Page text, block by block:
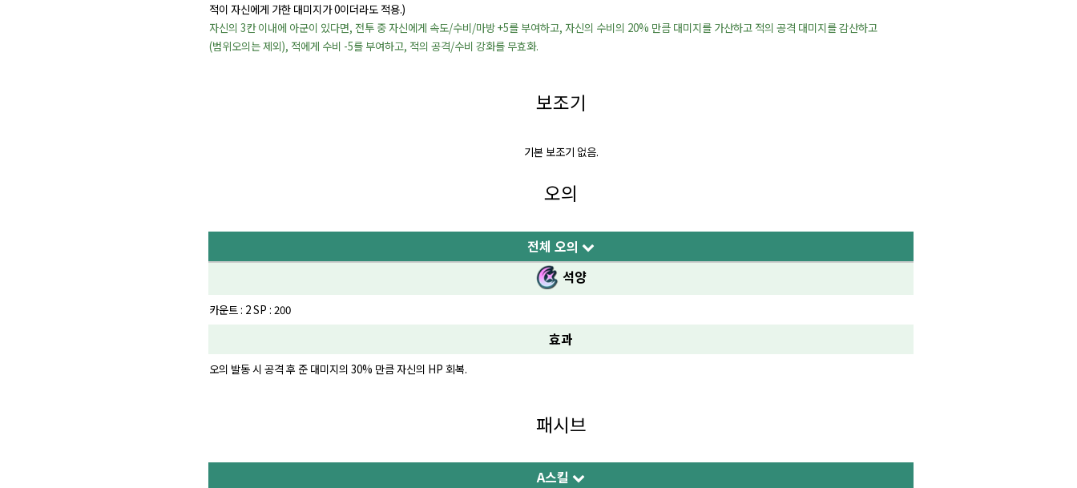
적이 자신에게 가한 대미지가 0이더라도 적용.)
자신의 3칸 이내에 아군이 있다면, 전투 중 자신에게 속도/수비/마방 +5를 부여하고, 자신의 수비의 20% 만큼 대미지를 가산하고 적의 공격 대미지를 감산하고
(범위오의는 제외), 적에게 수비 -5를 부여하고, 적의 공격/수비 강화를 무효화.
보조기
기본 보조기 없음.
오의
전체 오의
석양
카운트 : 2 SP : 200
효과
오의 발동 시 공격 후 준 대미지의 30% 만큼 자신의 HP 회복.
패시브
A스킬